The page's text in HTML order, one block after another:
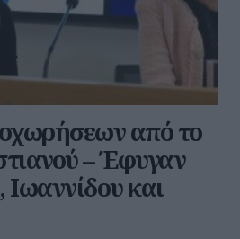
από το
– Έφυγαν
και